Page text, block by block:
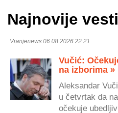
Najnovije vesti
Vranjenews 06.08.2026 22:21
Vučić:
na izborima »
Aleksandar
u četvrtak da
očekuje